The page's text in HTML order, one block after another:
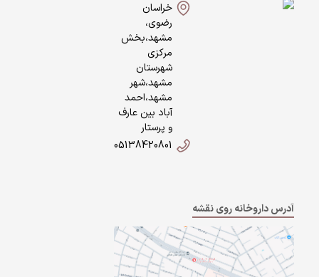
خراسان
رضوی،
مشهد،بخش
مرکزی
شهرستان
مشهد،شهر
مشهد،احمد
آباد بین عارف
و پرستار
05138420801
آدرس داروخانه روی نقشه